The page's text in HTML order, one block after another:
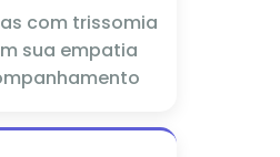
com trissomia
sua empatia